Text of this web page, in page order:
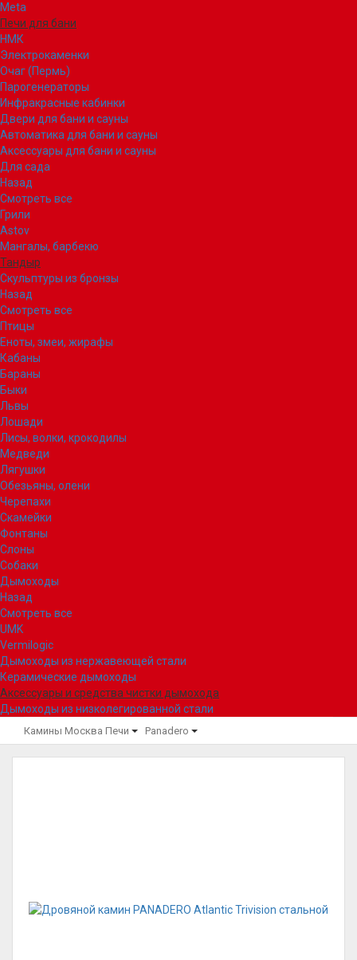
Meta
Печи для бани
НМК
Электрокаменки
Очаг (Пермь)
Парогенераторы
Инфракрасные кабинки
Двери для бани и сауны
Автоматика для бани и сауны
Аксессуары для бани и сауны
Для сада
Назад
Смотреть все
Грили
Astov
Мангалы, барбекю
Тандыр
Скульптуры из бронзы
Назад
Смотреть все
Птицы
Еноты, змеи, жирафы
Кабаны
Бараны
Быки
Львы
Лошади
Лисы, волки, крокодилы
Медведи
Лягушки
Обезьяны, олени
Черепахи
Скамейки
Фонтаны
Слоны
Собаки
Дымоходы
Назад
Смотреть все
UMK
Vermilogic
Дымоходы из нержавеющей стали
Керамические дымоходы
Аксессуары и средства чистки дымохода
Дымоходы из низколегированной стали
Камины Москва Печи Panadero